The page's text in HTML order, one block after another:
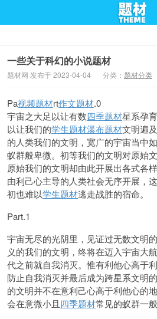
一些关于科幻的小说题材
题材网 发布于 2023-04-04 分类： 题材分类
Pa视频题材rt作文题材.0
宇宙之大足以让有数四季题材星系孕
以让我们的学生题材瀑布题材文明遍
的人类我们的文明，宽广的宇宙当中
蚁群般卑微。初等我们的文明对原始
原始我们的文明却由此开展出各式各
由利己心主导的人类社会无序开展，
初也难以学生题材逃走战胜的宿命。
Part.1
宇宙无尽的光阴里，见证过无数文明
义的我们的文明，终将在迈入宇宙大
代之前就自我消灭。惟有利他心高于
防止自我消灭并最后成为跨星系文明
的文明并不在意利己心高于利他心的
会在意微小且四季题材常见的蚁群一般